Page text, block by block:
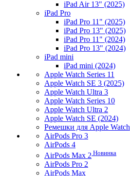
iPad Air 13" (2025)
iPad Pro
iPad Pro 11" (2025)
iPad Pro 13" (2025)
iPad Pro 11" (2024)
iPad Pro 13" (2024)
iPad mini
iPad mini (2024)
Apple Watch Series 11
Apple Watch SE 3 (2025)
Apple Watch Ultra 3
Apple Watch Series 10
Apple Watch Ultra 2
Apple Watch SE (2024)
Ремешки для Apple Watch
AirPods Pro 3
AirPods 4
AirPods Max 2 Новинка
AirPods Pro 2
AirPods Max